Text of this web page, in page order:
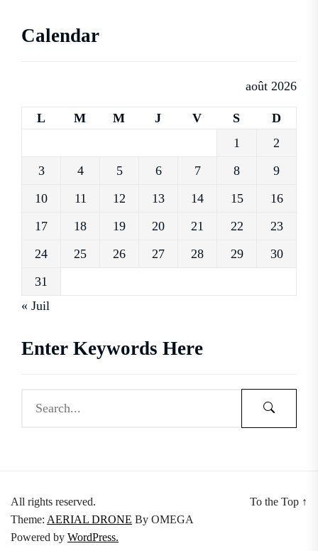
Calendar
août 2026
L M M J V S
D
1
2
3
4 5 6 7 8
9
10
11 12 13 14 15
16
17
18 19 20 21 22
23
24
25 26 27 28 29
30
31
« Juil
Enter Keywords Here
All rights reserved.
Theme: AERIAL DRONE By OMEGA
Powered by WordPress.
To the Top ↑